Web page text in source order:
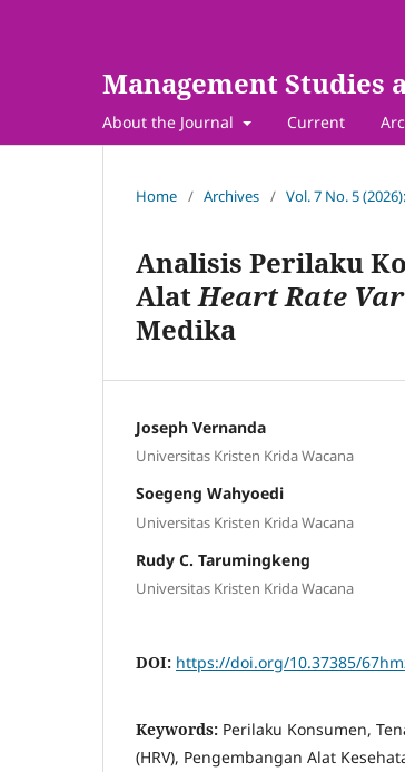
Management Studies
About the Journal Current
Home / Archives / Vol. 7 No. 5
Analisis Perilaku
AlatHeart Rate
Medika
Joseph Vernanda
Universitas Kristen Krida Wacana
Soegeng Wahyoedi
Universitas Kristen Krida Wacana
Rudy C. Tarumingkeng
Universitas Kristen Krida Wacana
DOI: https://doi.org/10.37385/
Keywords: Perilaku Konsumen,
(HRV), Pengembangan Alat